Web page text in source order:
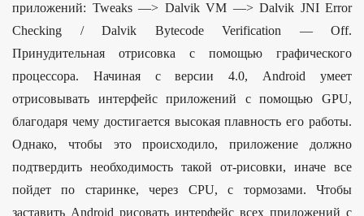
приложений: Tweaks —> Dalvik VM —> Dalvik JNI Error
Checking / Dalvik Bytecode Verification — Off.
Принудительная отрисовка с помощью графического
процессора. Начиная с версии 4.0, Android умеет
отрисовывать интерфейс приложений с помощью GPU,
благодаря чему достигается высокая плавность его работы.
Однако, чтобы это происходило, приложение должно
подтвердить необходимость такой от-рисовки, иначе все
пойдет по старинке, через CPU, с тормозами. Чтобы
заставить Android рисовать интерфейс всех приложений с